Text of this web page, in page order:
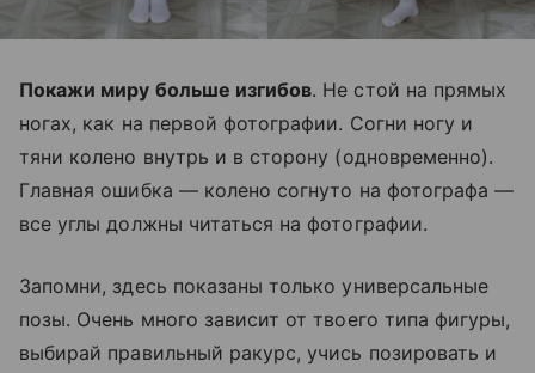
Покажи миру больше изгибов. Не стой на прямых
ногах, как на первой фотографии. Согни ногу и
тяни колено внутрь и в сторону (одновременно).
Главная ошибка — колено согнуто на фотографа —
все углы должны читаться на фотографии.
Запомни, здесь показаны только универсальные
позы. Очень много зависит от твоего типа фигуры,
выбирай правильный ракурс, учись позировать и